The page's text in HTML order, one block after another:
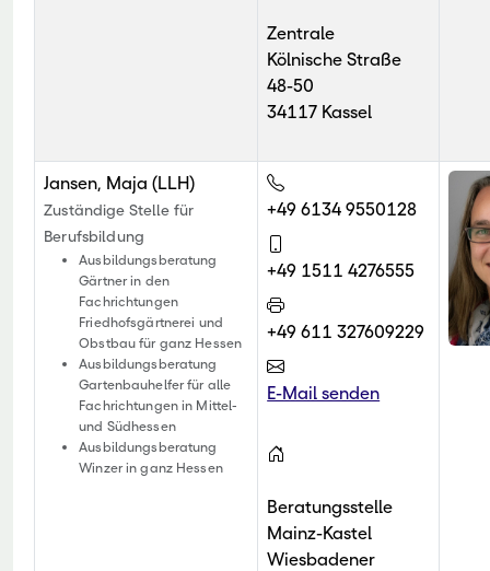
Zentrale
Kölnische Straße
48-50
34117 Kassel
Jansen, Maja (LLH)
Zuständige Stelle für
Berufsbildung
Ausbildungsberatung
Gärtner in den
Fachrichtungen
Friedhofsgärtnerei und
Obstbau für ganz Hessen
Ausbildungsberatung
Gartenbauhelfer für alle
Fachrichtungen in Mittel-
und Südhessen
Ausbildungsberatung
Winzer in ganz Hessen
+49 6134 9550128
+49 1511 4276555
+49 611 327609229
E-Mail senden
Beratungsstelle
Mainz-Kastel
Wiesbadener